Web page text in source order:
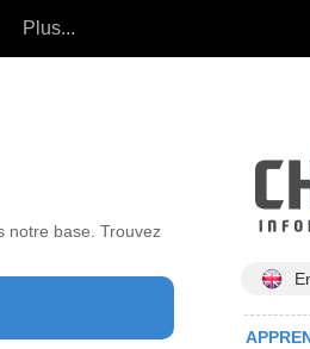
Plus...
notre base. Trouvez